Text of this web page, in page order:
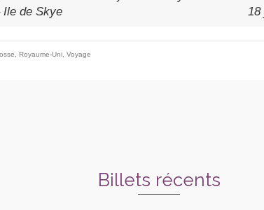
Ile de Skye
18
,Royaume-Uni ,Voyage
Billets récents